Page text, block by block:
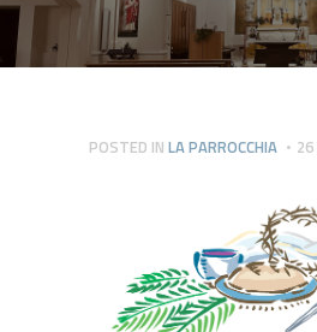
IL PARROCO
LE ATTIVITÀ
PIERABECH
POSTED IN LA PARROCCHIA